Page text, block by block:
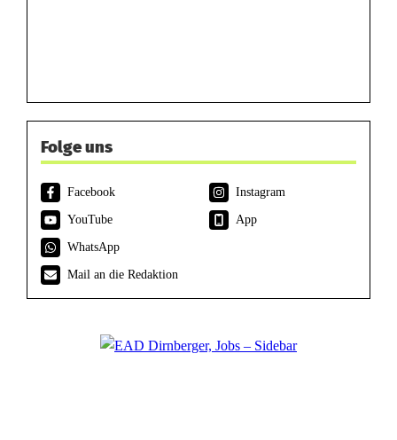
Folge uns
Facebook
Instagram
YouTube
App
WhatsApp
Mail an die Redaktion